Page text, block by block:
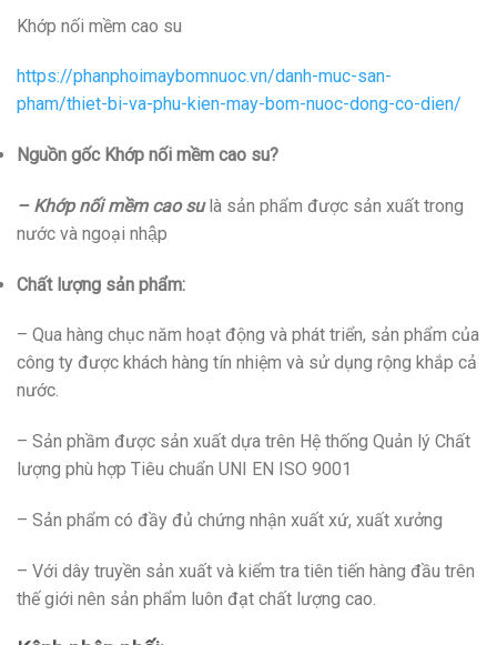
Khớp nối mềm cao su
https://phanphoimaybomnuoc.vn/danh-muc-san-
pham/thiet-bi-va-phu-kien-may-bom-nuoc-dong-co-dien/
Nguồn gốc Khớp nối mềm cao su?
– Khớp nối mềm cao sulà sản phẩm được sản xuất trong
nước và ngoại nhập
Chất lượng sản phẩm:
– Qua hàng chục năm hoạt động và phát triển, sản phẩm của
công ty được khách hàng tín nhiệm và sử dụng rộng khắp cả
nước.
– Sản phầm được sản xuất dựa trên Hệ thống Quản lý Chất
lượng phù hợp Tiêu chuẩn UNI EN ISO 9001
– Sản phẩm có đầy đủ chứng nhận xuất xứ, xuất xưởng
– Với dây truyền sản xuất và kiểm tra tiên tiến hàng đầu trên
thế giới nên sản phẩm luôn đạt chất lượng cao.